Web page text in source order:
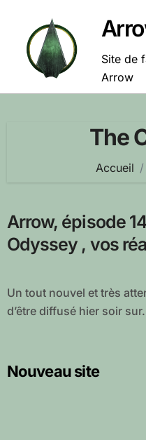
contenu
Site de
Arrow
The
Accueil
Arrow, épisode
Odyssey , vos
Un tout nouvel et très attendu épisode de Arrow vient
d’être diffusé hier soir
Nouveau site